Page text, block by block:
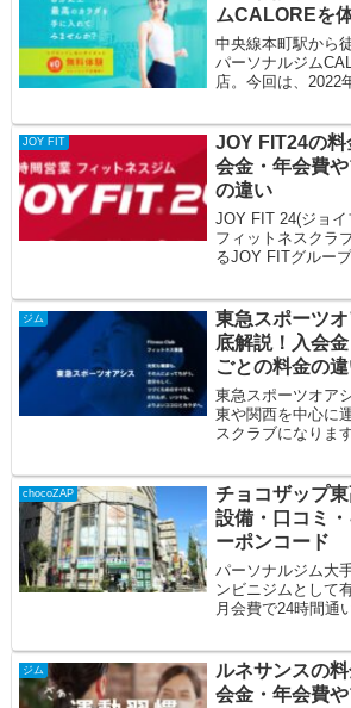
ムCALOREを
中央線本町駅から
パーソナルジム
店。今回は、2022
JOY FIT
JOY FIT24の料
会金・年会費
の違い
JOY FIT 24(ジョ
フィットネスクラ
るJOY FITグルー
ジム
東急スポーツ
底解説！入会
ごとの料金の
東急スポーツオア
東や関西を中心に
スクラブになりま
chocoZAP
チョコザップ
設備・口コミ
ーポンコード
パーソナルジム大
ンビニジムとして
月会費で24時間通
ジム
ルネサンスの
会金・年会費